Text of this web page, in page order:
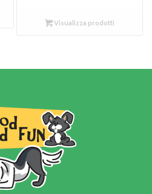
prezzo:
Visualizza prodotti